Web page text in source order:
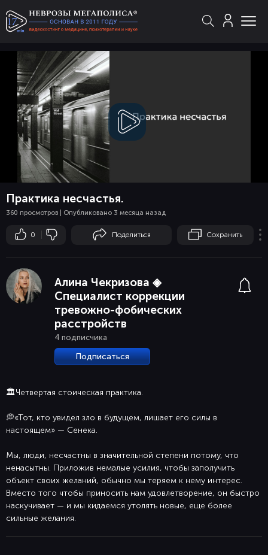
Смотреть
Практика несчастья.
360 просмотров | Опубликовано 3 месяца назад
0 Поделиться Сохранить
Алина Чекризова ◈
Специалист коррекции
тревожно-фобических
расстройств
4 подписчика
Подписаться
🏛Четвертая стоическая практика.
💭«Тот, кто увидел зло в будущем, лишает его силы в
настоящем» — Сенека.
Мы, люди, несчастны в значительной степени потому, что
ненасытны. Приложив немалые усилия, чтобы заполучить
объект своих желаний, обычно мы теряем к нему интерес.
Вместо того чтобы приносить нам удовлетворение, он быстро
наскучивает — и мы кидаемся утолять новые, еще более
сильные желания.